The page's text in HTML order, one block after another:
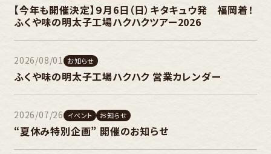
【今年も開催決定】９月6日（日）キタキュウ発 福岡着！
ふくや味の明太子工場ハクハクツアー2026
2026/08/01 お知らせ
ふくや味の明太子工場ハクハク 営業カレンダー
2026/07/26 イベント お知らせ
“夏休み特別企画” 開催のお知らせ